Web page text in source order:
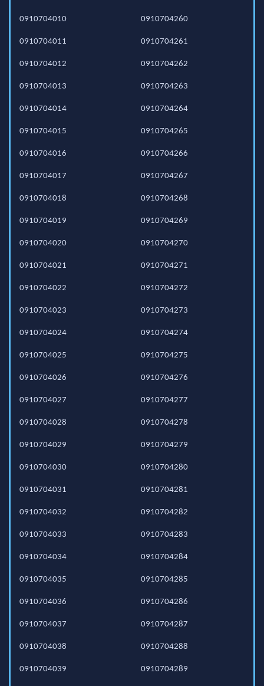
0910704010
0910704011
0910704012
0910704013
0910704014
0910704015
0910704016
0910704017
0910704018
0910704019
0910704020
0910704021
0910704022
0910704023
0910704024
0910704025
0910704026
0910704027
0910704028
0910704029
0910704030
0910704031
0910704032
0910704033
0910704034
0910704035
0910704036
0910704037
0910704038
0910704039
0910704260
0910704261
0910704262
0910704263
0910704264
0910704265
0910704266
0910704267
0910704268
0910704269
0910704270
0910704271
0910704272
0910704273
0910704274
0910704275
0910704276
0910704277
0910704278
0910704279
0910704280
0910704281
0910704282
0910704283
0910704284
0910704285
0910704286
0910704287
0910704288
0910704289